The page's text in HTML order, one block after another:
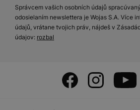
Správcem vašich osobních údajů
odosielaním newslettera je Wojas S.A. Více
údajů, vrátane tvojich práv, nájdeš v
údajov: rozbal